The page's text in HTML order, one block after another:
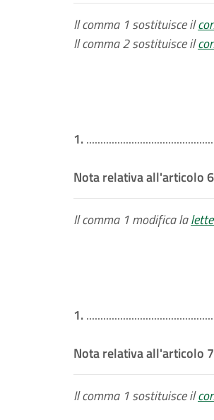
Il comma 1 sostituisce il
Il comma 2 sostituisce il
1.
Nota relativa all'articolo 6
Il comma 1 modifica la
1.
Nota relativa all'articolo 7
Il comma 1 sostituisce il